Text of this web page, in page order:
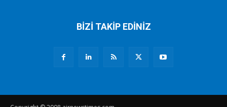
BİZİ TAKİP EDİNİZ